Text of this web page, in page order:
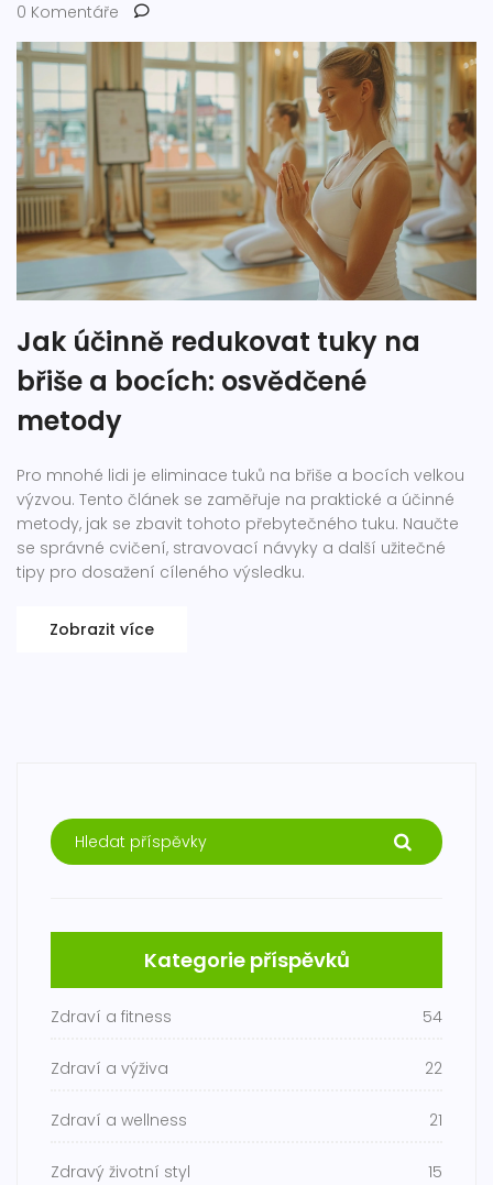
0 Komentáře
Jak účinně redukovat tuky na
břiše a bocích: osvědčené
metody
Pro mnohé lidi je eliminace tuků na břiše a bocích velkou
výzvou. Tento článek se zaměřuje na praktické a účinné
metody, jak se zbavit tohoto přebytečného tuku. Naučte
se správné cvičení, stravovací návyky a další užitečné
tipy pro dosažení cíleného výsledku.
Zobrazit více
Kategorie příspěvků
Zdraví a fitness 54
Zdraví a výživa 22
Zdraví a wellness 21
Zdravý životní styl 15